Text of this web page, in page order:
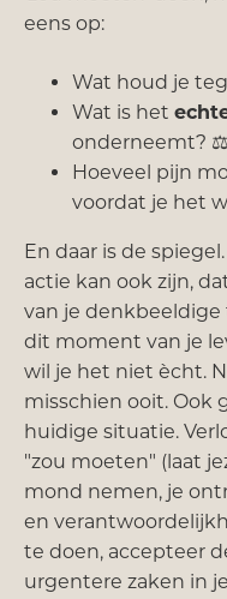
eens op:
Wat houd je
Wat is het
onderneemt? ⚖️
Hoeveel pijn
voordat je het
En daar is de
actie kan ook zijn,
van je denkbeeldige
dit moment van je
wil je het niet ècht.
misschien ooit. Ook
huidige situatie.
"zou moeten" (laat
mond nemen, je
en
te doen, accepteer
urgentere zaken in